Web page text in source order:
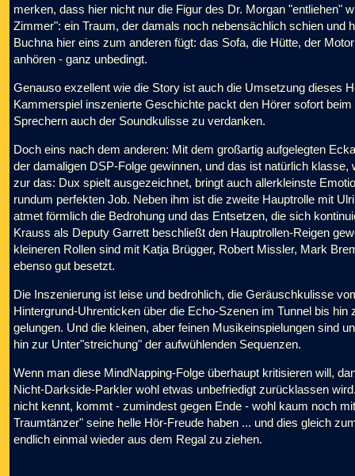
merken, dass hier nicht nur die Figur des Dr. Morgan "entliehen"
Zimmer": ein Traum, der damals noch nebensächlich schien und
Buchna hier eins zum anderen fügt: das Sofa, die Hütte, der
anhören - ganz unbedingt.
Genauso exzellent wie die Story ist auch die Umsetzung dieses
Kammerspiel inszenierte Geschichte packt den Hörer sofort
Sprechern auch der Soundkulisse zu verdanken.
Doch eins nach dem anderen: Mit dem großartig aufgelegten
der damaligen DSP-Folge gewinnen, und das ist natürlich
zur das: Dux spielt ausgezeichnet, bringt auch allerkleinste
rundum perfekten Job. Neben ihm ist die zweite Hauptrolle mit
atmet förmlich die Bedrohung und das Entsetzen, die sich
Krauss als Deputy Garrett beschließt den Hauptrollen-Reigen
kleineren Rollen sind mit Katja Brügger, Robert Missler, Mark
ebenso gut besetzt.
Die Inszenierung ist leise und bedrohlich, die Geräuschkulisse
Hintergrund-Uhrenticken über die Echo-Szenen im Tunnel bis
gelungen. Und die kleinen, aber feinen Musikeinspielungen sind
hin zur Unter"streichung" der aufwühlenden Sequenzen.
Wenn man diese MindNapping-Folge überhaupt kritisieren will,
Nicht-Darkside-Parkler wohl etwas unbefriedigt zurücklassen
nicht kennt, kommt - zumindest gegen Ende - wohl kaum noch
Traumtänzer" seine helle Hör-Freude haben ... und dies gleich
endlich einmal wieder aus dem Regal zu ziehen.